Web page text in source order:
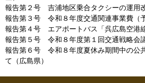
報告第２号 吉浦地区乗合タクシーの運用
報告第３号 令和８年度交通関連事業費（
報告第４号 エアポートバス「呉広島空港
報告第５号 令和８年度第１回交通戦略会
報告第６号 令和８年度夏休み期間中の公
て（広島県）